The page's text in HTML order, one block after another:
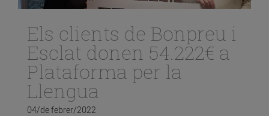
Els clients de Bonpreu i
Esclat donen 54.222€ a
Plataforma per la
Llengua
04/de febrer/2022